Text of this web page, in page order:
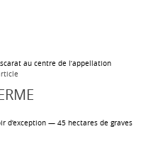
au centre de l’appellation
d’exception — 45 hectares de graves